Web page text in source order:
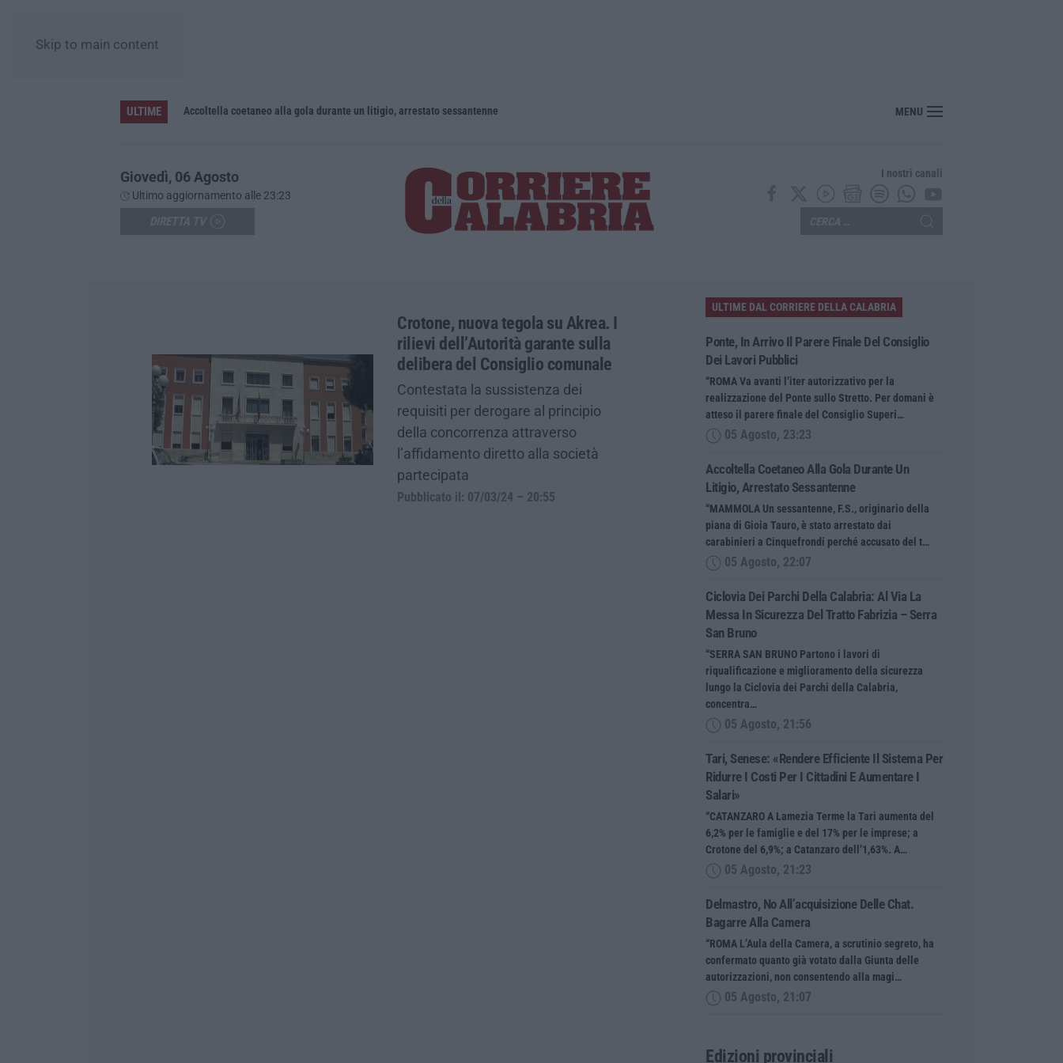
Skip to main content
ULTIME Accoltella coetaneo alla gola durante un litigio, arrestato sessantenne MENU
Giovedì, 06 Agosto
Ultimo aggiornamento alle 23:23
I nostri canali
Crotone, nuova tegola su Akrea. I
rilievi dell’Autorità garante sulla
delibera del Consiglio comunale
Contestata la sussistenza dei
requisiti per derogare al principio
della concorrenza attraverso
l’affidamento diretto alla società
partecipata
Pubblicato il: 07/03/24 – 20:55
ULTIME DAL CORRIERE DELLA CALABRIA
Ponte, In Arrivo Il Parere Finale Del Consiglio
Dei Lavori Pubblici
“ROMA Va avanti l’iter autorizzativo per la
realizzazione del Ponte sullo Stretto. Per domani è
atteso il parere finale del Consiglio Superi…
05 Agosto, 23:23
Accoltella Coetaneo Alla Gola Durante Un
Litigio, Arrestato Sessantenne
“MAMMOLA Un sessantenne, F.S., originario della
piana di Gioia Tauro, è stato arrestato dai
carabinieri a Cinquefrondi perché accusato del t…
05 Agosto, 22:07
Ciclovia Dei Parchi Della Calabria: Al Via La
Messa In Sicurezza Del Tratto Fabrizia – Serra
San Bruno
“SERRA SAN BRUNO Partono i lavori di
riqualificazione e miglioramento della sicurezza
lungo la Ciclovia dei Parchi della Calabria,
concentra…
05 Agosto, 21:56
Tari, Senese: «Rendere Efficiente Il Sistema Per
Ridurre I Costi Per I Cittadini E Aumentare I
Salari»
“CATANZARO A Lamezia Terme la Tari aumenta del
6,2% per le famiglie e del 17% per le imprese; a
Crotone del 6,9%; a Catanzaro dell’1,63%. A…
05 Agosto, 21:23
Delmastro, No All’acquisizione Delle Chat.
Bagarre Alla Camera
“ROMA L’Aula della Camera, a scrutinio segreto, ha
confermato quanto già votato dalla Giunta delle
autorizzazioni, non consentendo alla magi…
05 Agosto, 21:07
Edizioni provinciali